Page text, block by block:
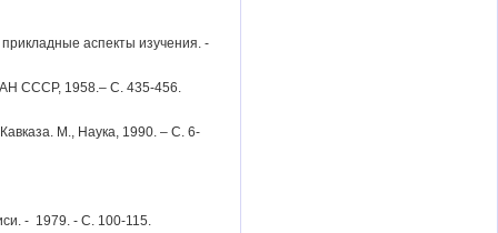
аспекты изучения. -
СССР, 1958.– С. 435-456.
М., Наука, 1990. – С. 6-
- 1979. - С. 100-115.